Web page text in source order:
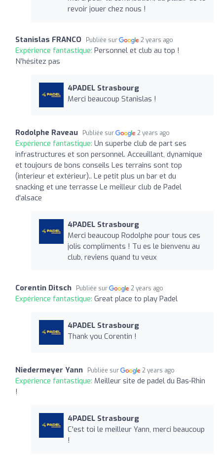
revoir jouer chez nous !
Stanislas FRANCO Publiée sur 2 years ago
Expérience fantastique: Personnel et club au top !
N’hésitez pas
4PADEL Strasbourg
Merci beaucoup Stanislas !
Rodolphe Raveau Publiée sur 2 years ago
Expérience fantastique: Un superbe club de part ses
infrastructures et son personnel. Acceuillant, dynamique
et toujours de bons conseils Les terrains sont top
(interieur et extérieur).. Le petit plus un bar et du
snacking et une terrasse Le meilleur club de Padel
d'alsace
4PADEL Strasbourg
Merci beaucoup Rodolphe pour tous ces
jolis compliments ! Tu es le bienvenu au
club, reviens quand tu veux
Corentin Ditsch Publiée sur 2 years ago
Expérience fantastique: Great place to play Padel
4PADEL Strasbourg
Thank you Corentin !
Niedermeyer Yann Publiée sur 2 years ago
Expérience fantastique: Meilleur site de padel du Bas-Rhin
!
4PADEL Strasbourg
C'est toi le meilleur Yann, merci beaucoup
!